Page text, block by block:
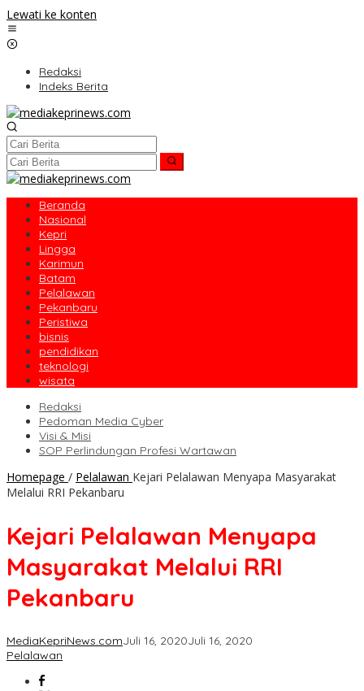
Lewati ke konten
Redaksi
Indeks Berita
Beranda
Nasional
Kepri
Lingga
Karimun
Batam
Pelalawan
Pekanbaru
Peristiwa
bisnis
pendidikan
teknologi
wisata
Redaksi
Pedoman Media Cyber
Visi & Misi
SOP Perlindungan Profesi Wartawan
Homepage / Pelalawan Kejari Pelalawan Menyapa Masyarakat
Melalui RRI Pekanbaru
Kejari Pelalawan Menyapa
Masyarakat Melalui RRI
Pekanbaru
MediaKepriNews.comJuli 16, 2020Juli 16, 2020
Pelalawan